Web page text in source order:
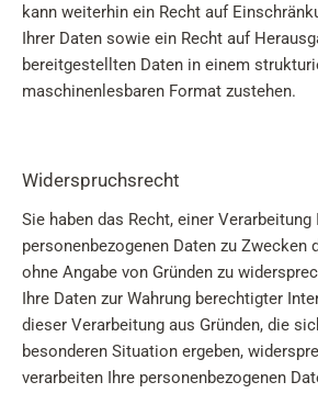
kann weiterhin ein Recht auf
Ihrer Daten sowie ein Recht auf
bereitgestellten Daten in einem
maschinenlesbaren Format zustehen.
Widerspruchsrecht
Sie haben das Recht, einer Verarbeitung
personenbezogenen Daten zu Zwecken
ohne Angabe von Gründen zu
Ihre Daten zur Wahrung berechtigter
dieser Verarbeitung aus Gründen, die
besonderen Situation ergeben,
verarbeiten Ihre personenbezogenen